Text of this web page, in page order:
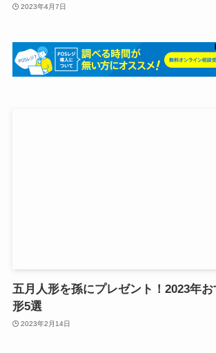
2023年4月7日
五月人形を孫にプレゼント！2023年
形5選
2023年2月14日